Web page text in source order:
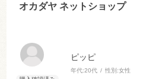
ピッピ
年代:20代 性別:女性
オカダヤ ネットショップ